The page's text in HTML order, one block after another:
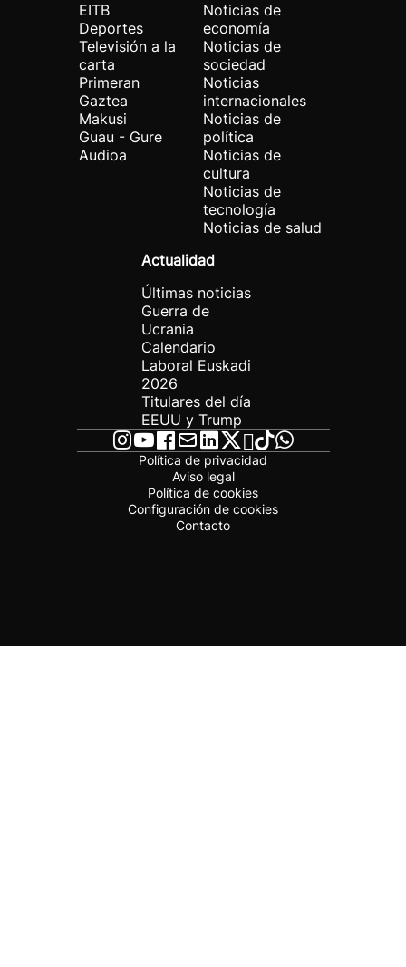
EITB
Deportes
Televisión a la
carta
Primeran
Gaztea
Makusi
Guau - Gure
Audioa
Noticias de
economía
Noticias de
sociedad
Noticias
internacionales
Noticias de
política
Noticias de
cultura
Noticias de
tecnología
Noticias de salud
Actualidad
Últimas noticias
Guerra de
Ucrania
Calendario
Laboral Euskadi
2026
Titulares del día
EEUU y Trump
Política de privacidad
Aviso legal
Política de cookies
Configuración de cookies
Contacto